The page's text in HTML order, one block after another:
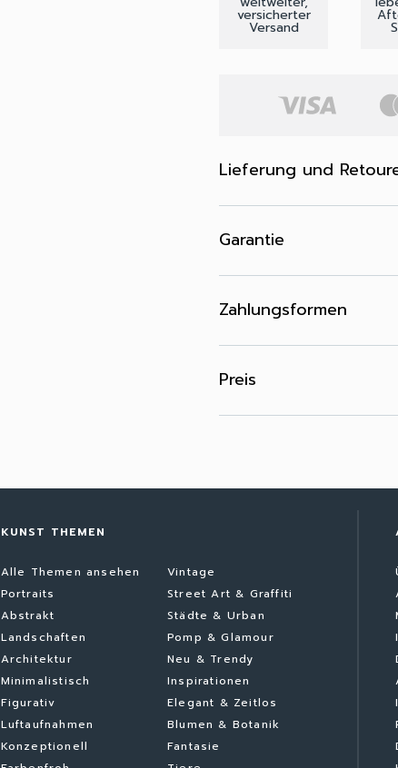
versicherter
Versand
Lieferung und
Garantie
Zahlungsformen
Preis
KUNST THEMEN
Alle Themen ansehen
Portraits
Abstrakt
Landschaften
Architektur
Minimalistisch
Figurativ
Luftaufnahmen
Konzeptionell
Vintage
Street Art & Graffiti
Städte & Urban
Pomp & Glamour
Neu & Trendy
Inspirationen
Elegant & Zeitlos
Blumen & Botanik
Fantasie